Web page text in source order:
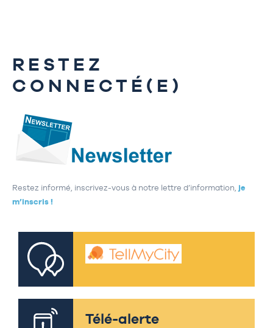
RESTEZ
CONNECTÉ(E)
Restez informé, inscrivez-vous à notre lettre d’information, je
m’inscris !
Télé-alerte